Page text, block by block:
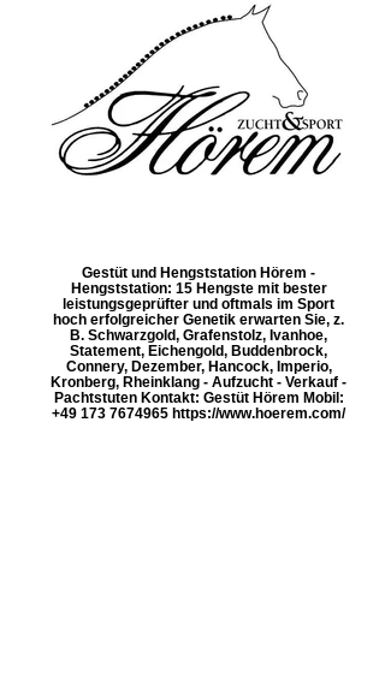
Gestüt und Hengststation Hörem -
Hengststation: 15 Hengste mit bester
leistungsgeprüfter und oftmals im Sport
hoch erfolgreicher Genetik erwarten Sie, z.
B. Schwarzgold, Grafenstolz, Ivanhoe,
Statement, Eichengold, Buddenbrock,
Connery, Dezember, Hancock, Imperio,
Kronberg, Rheinklang - Aufzucht - Verkauf -
Pachtstuten Kontakt: Gestüt Hörem Mobil:
+49 173 7674965 https://www.hoerem.com/